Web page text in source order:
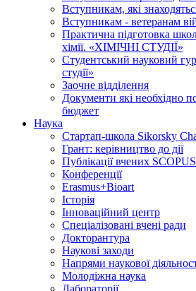
Вступникам, які
Вступникам - ветеранам
Практична підготовка
хімії. «ХІМІЧНІ СТУДІЇ»
Студентський науковий
студії»
Заочне відділення
Документи які необхідно
бюджет
Наука
Стартап-школа Sikorsky
Грант: керівництво до дії
Публікації вчених SCOPUS
Конференції
Erasmus+Bioart
Історія
Інноваційний центр
Спеціалізовані вчені ради
Докторантура
Наукові заходи
Напрями наукової
Молодіжна наука
Лабораторії